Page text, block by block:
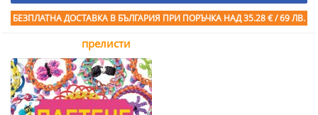
БЕЗПЛАТНА ДОСТАВКА В БЪЛГАРИЯ ПРИ ПОРЪЧКА НАД 35.28 € / 69 ЛВ.
прелисти